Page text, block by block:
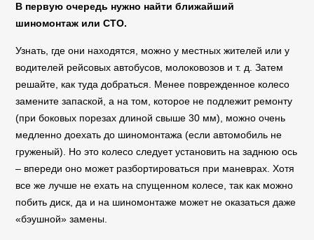
В первую очередь нужно найти ближайший
шиномонтаж или СТО.
Узнать, где они находятся, можно у местных жителей или у
водителей рейсовых автобусов, молоковозов и т. д. Затем
решайте, как туда добраться. Менее поврежденное колесо
замените запаской, а на том, которое не подлежит ремонту
(при боковых порезах длиной свыше 30 мм), можно очень
медленно доехать до шиномонтажа (если автомобиль не
груженый). Но это колесо следует установить на заднюю ось
– впереди оно может разбортироваться при маневрах. Хотя
все же лучше не ехать на спущенном колесе, так как можно
побить диск, да и на шиномонтаже может не оказаться даже
«бэушной» замены.